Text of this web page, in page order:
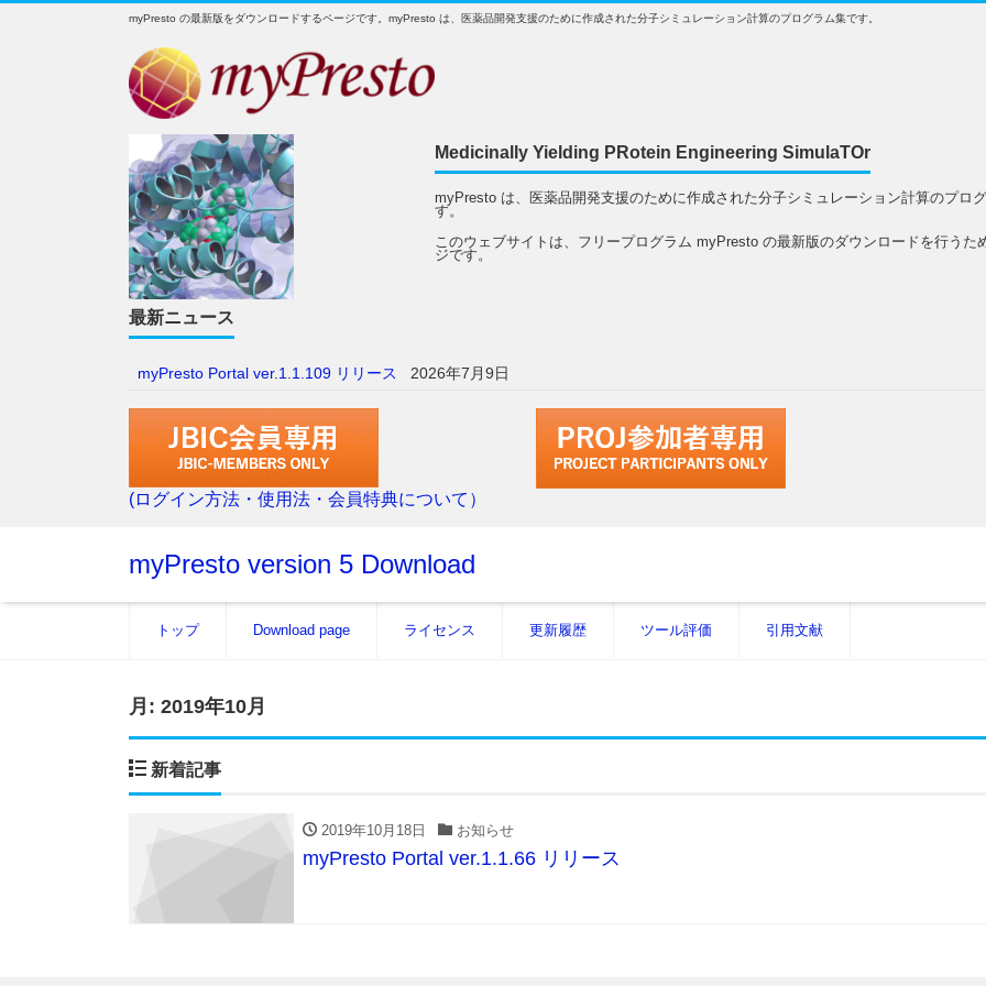
myPresto の最新版をダウンロードするページです。myPresto は、医薬品開発支援のために作成された分子シミュレーション計算のプログラム集です。
Medicinally Yielding PRotein Engineering SimulaTOr
myPresto は、医薬品開発支援のために作成された分子シミュレーション計算のプロ
す。
このウェブサイトは、フリープログラム myPresto の最新版のダウンロードを行うた
ジです。
最新ニュース
myPresto Portal ver.1.1.109 リリース 2026年7月9日
(ログイン方法・使用法・会員特典について）
myPresto version 5 Download
トップ Download page ライセンス 更新履歴 ツール評価 引用文献
月: 2019年10月
新着記事
2019年10月18日 お知らせ
myPresto Portal ver.1.1.66 リリース